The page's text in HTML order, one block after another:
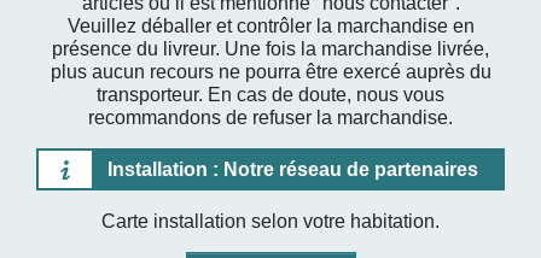
Veuillez déballer et contrôler la marchandise en
présence du livreur. Une fois la marchandise livrée,
plus aucun recours ne pourra être exercé auprès du
transporteur. En cas de doute, nous vous
recommandons de refuser la marchandise.
Installation : Notre réseau de partenaires
Carte installation selon votre habitation.